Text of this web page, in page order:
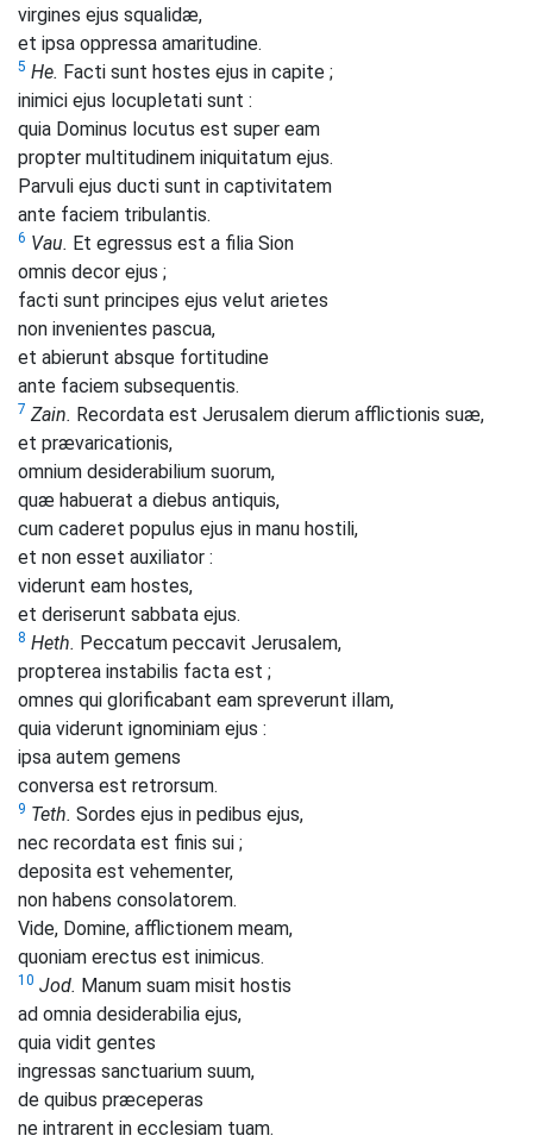
virgines ejus squalidæ,
et ipsa oppressa amaritudine.
5 He. Facti sunt hostes ejus in capite ;
inimici ejus locupletati sunt :
quia Dominus locutus est super eam
propter multitudinem iniquitatum ejus.
Parvuli ejus ducti sunt in captivitatem
ante faciem tribulantis.
6 Vau. Et egressus est a filia Sion
omnis decor ejus ;
facti sunt principes ejus velut arietes
non invenientes pascua,
et abierunt absque fortitudine
ante faciem subsequentis.
7 Zain. Recordata est Jerusalem dierum afflictionis suæ,
et prævaricationis,
omnium desiderabilium suorum,
quæ habuerat a diebus antiquis,
cum caderet populus ejus in manu hostili,
et non esset auxiliator :
viderunt eam hostes,
et deriserunt sabbata ejus.
8 Heth. Peccatum peccavit Jerusalem,
propterea instabilis facta est ;
omnes qui glorificabant eam spreverunt illam,
quia viderunt ignominiam ejus :
ipsa autem gemens
conversa est retrorsum.
9 Teth. Sordes ejus in pedibus ejus,
nec recordata est finis sui ;
deposita est vehementer,
non habens consolatorem.
Vide, Domine, afflictionem meam,
quoniam erectus est inimicus.
10 Jod. Manum suam misit hostis
ad omnia desiderabilia ejus,
quia vidit gentes
ingressas sanctuarium suum,
de quibus præceperas
ne intrarent in ecclesiam tuam.